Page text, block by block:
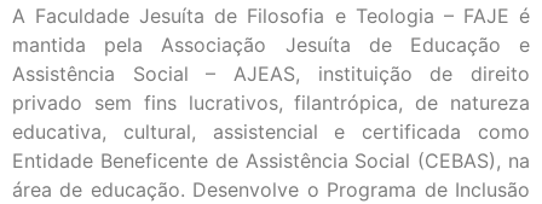
A Faculdade Jesuíta de Filosofia e Teologia – FAJE é
mantida pela Associação Jesuíta de Educação e
Assistência Social – AJEAS, instituição de direito
privado sem fins lucrativos, filantrópica, de natureza
educativa, cultural, assistencial e certificada como
Entidade Beneficente de Assistência Social (CEBAS), na
área de educação. Desenvolve o Programa de Inclusão